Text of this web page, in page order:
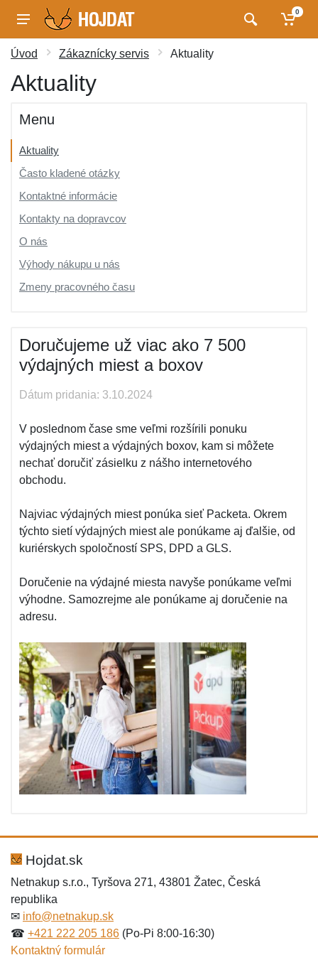
0
Úvod Zákaznícky servis Aktuality
Aktuality
Menu
Aktuality
Často kladené otázky
Kontaktné informácie
Kontakty na dopravcov
O nás
Výhody nákupu u nás
Zmeny pracovného času
Doručujeme už viac ako 7 500
výdajných miest a boxov
Dátum pridania: 3.10.2024
V poslednom čase sme veľmi rozšírili ponuku
výdajných miest a výdajných boxov, kam si môžete
nechať doručiť zásielku z nášho internetového
obchodu.
Najviac výdajných miest ponúka sieť Packeta. Okrem
týchto sietí výdajných miest ale ponúkame aj ďalšie, od
kuriérskych spoločností SPS, DPD a GLS.
Doručenie na výdajné miesta navyše ponúkame veľmi
výhodne. Samozrejme ale ponúkame aj doručenie na
adresu.
Hojdat.sk
Netnakup s.r.o., Tyršova 271, 43801 Žatec, Česká
republika
✉ info@netnakup.sk
☎ +421 222 205 186 (Po-Pi 8:00-16:30)
Kontaktný formulár